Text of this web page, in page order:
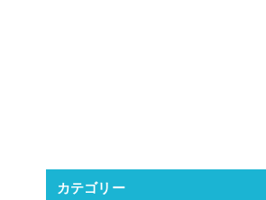
カテゴリー